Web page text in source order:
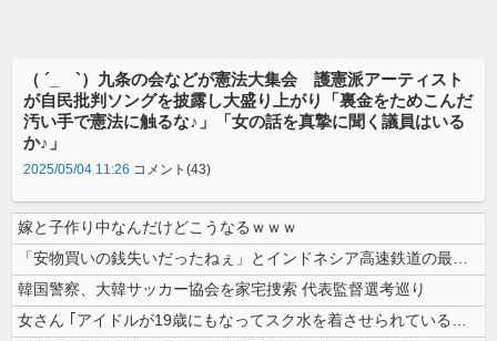
（ ´_ゝ`）九条の会などが憲法大集会 護憲派アーティスト
が自民批判ソングを披露し大盛り上がり「裏金をためこんだ
汚い手で憲法に触るな♪」「女の話を真摯に聞く議員はいる
か♪」
2025/05/04 11:26 コメント(43)
嫁と子作り中なんだけどこうなるｗｗｗ
「安物買いの銭失いだったねぇ」とインドネシア高速鉄道の最終処分に日本側...
韓国警察、大韓サッカー協会を家宅捜索 代表監督選考巡り
女さん ｢アイドルが19歳にもなってスク水を着させられている！｣⇒結果...